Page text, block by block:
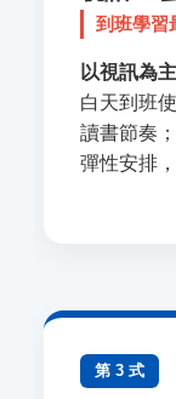
到班學習
以視訊為
白天到班
讀書節奏
彈性安排
第 3 式